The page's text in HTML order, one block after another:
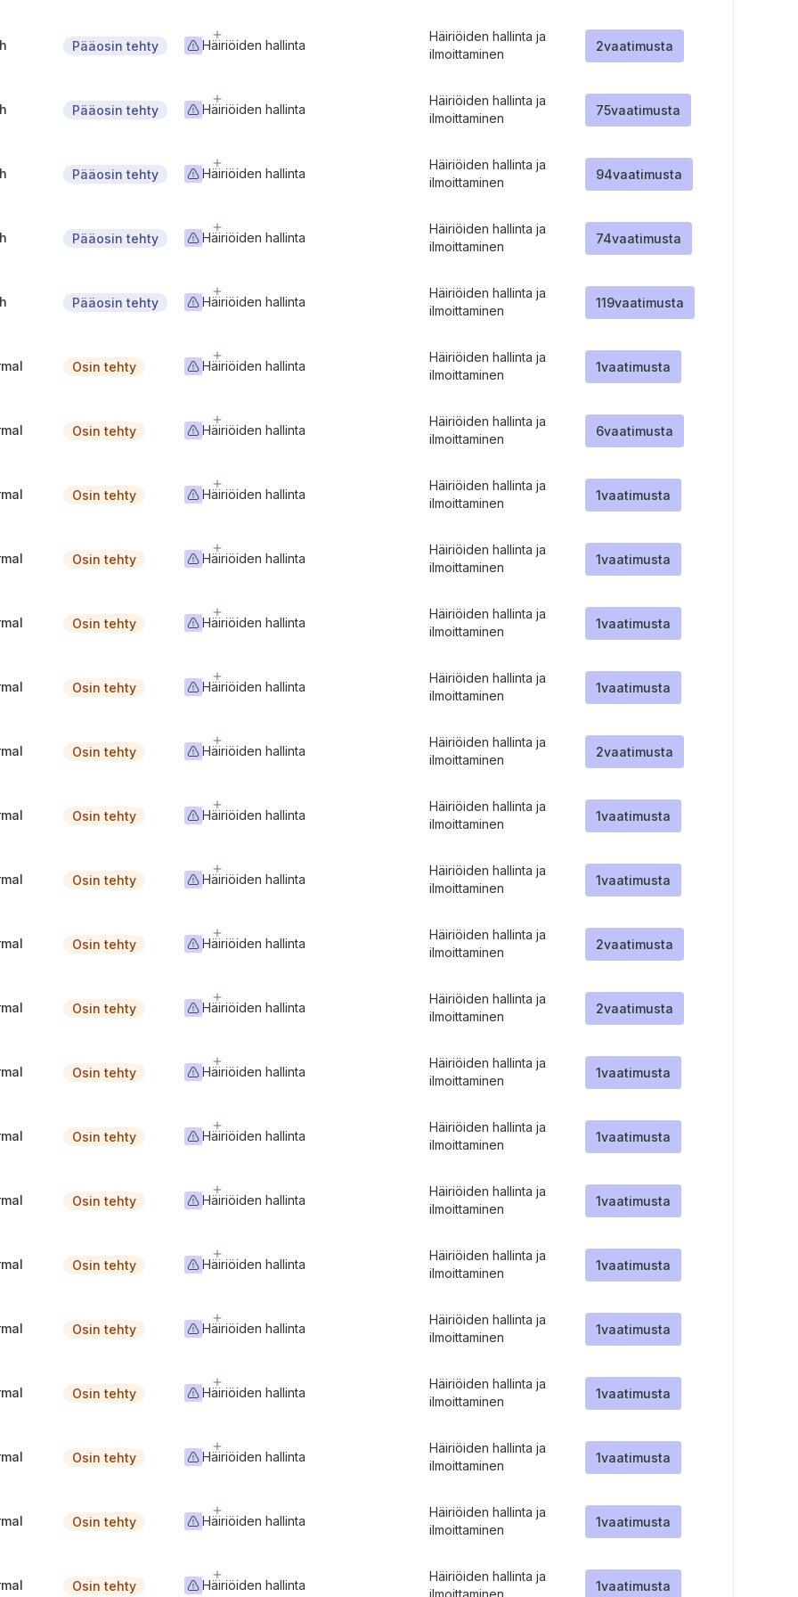
Pääosin tehty Häiriöiden hallinta
Häiriöiden hallinta ja
ilmoittaminen
2vaatimusta
Pääosin tehty Häiriöiden hallinta
Häiriöiden hallinta ja
ilmoittaminen
75vaatimusta
Pääosin tehty Häiriöiden hallinta
Häiriöiden hallinta ja
ilmoittaminen
94vaatimusta
Pääosin tehty Häiriöiden hallinta
Häiriöiden hallinta ja
ilmoittaminen
74vaatimusta
Pääosin tehty Häiriöiden hallinta
Häiriöiden hallinta ja
ilmoittaminen
119vaatimusta
Osin tehty Häiriöiden hallinta
Häiriöiden hallinta ja
ilmoittaminen
1vaatimusta
Osin tehty Häiriöiden hallinta
Häiriöiden hallinta ja
ilmoittaminen
6vaatimusta
Osin tehty Häiriöiden hallinta
Häiriöiden hallinta ja
ilmoittaminen
1vaatimusta
Osin tehty Häiriöiden hallinta
Häiriöiden hallinta ja
ilmoittaminen
1vaatimusta
Osin tehty Häiriöiden hallinta
Häiriöiden hallinta ja
ilmoittaminen
1vaatimusta
Osin tehty Häiriöiden hallinta
Häiriöiden hallinta ja
ilmoittaminen
1vaatimusta
Osin tehty Häiriöiden hallinta
Häiriöiden hallinta ja
ilmoittaminen
2vaatimusta
Osin tehty Häiriöiden hallinta
Häiriöiden hallinta ja
ilmoittaminen
1vaatimusta
Osin tehty Häiriöiden hallinta
Häiriöiden hallinta ja
ilmoittaminen
1vaatimusta
Osin tehty Häiriöiden hallinta
Häiriöiden hallinta ja
ilmoittaminen
2vaatimusta
Osin tehty Häiriöiden hallinta
Häiriöiden hallinta ja
ilmoittaminen
2vaatimusta
Osin tehty Häiriöiden hallinta
Häiriöiden hallinta ja
ilmoittaminen
1vaatimusta
Osin tehty Häiriöiden hallinta
Häiriöiden hallinta ja
ilmoittaminen
1vaatimusta
Osin tehty Häiriöiden hallinta
Häiriöiden hallinta ja
ilmoittaminen
1vaatimusta
Osin tehty Häiriöiden hallinta
Häiriöiden hallinta ja
ilmoittaminen
1vaatimusta
Osin tehty Häiriöiden hallinta
Häiriöiden hallinta ja
ilmoittaminen
1vaatimusta
Osin tehty Häiriöiden hallinta
Häiriöiden hallinta ja
ilmoittaminen
1vaatimusta
Osin tehty Häiriöiden hallinta
Häiriöiden hallinta ja
ilmoittaminen
1vaatimusta
Osin tehty Häiriöiden hallinta
Häiriöiden hallinta ja
ilmoittaminen
1vaatimusta
Osin tehty Häiriöiden hallinta
Häiriöiden hallinta ja
ilmoittaminen
1vaatimusta